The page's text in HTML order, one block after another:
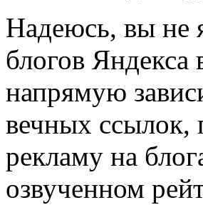
Надеюсь, вы не
блогов Яндекса
напрямую
вечных ссылок,
рекламу на
озвученном